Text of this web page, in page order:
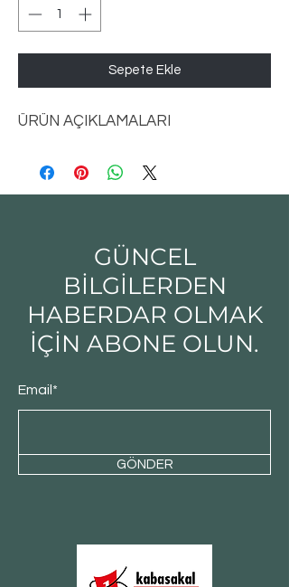
Sepete Ekle
ÜRÜN AÇIKLAMALARI
GÜNCEL
BİLGİLERDEN
HABERDAR OLMAK
İÇİN ABONE OLUN.
Email*
GÖNDER